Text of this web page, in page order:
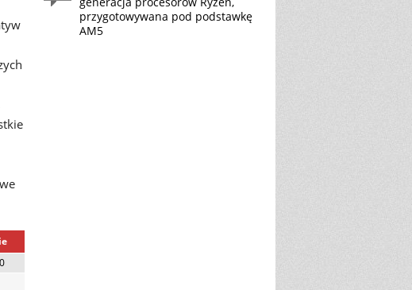
przygotowywana pod podstawkę
AM5